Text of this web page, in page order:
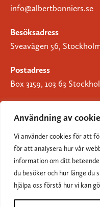
Användning av
Vi använder cookies för att
för att analysera hur vår
information om ditt
du besöker och hur länge
hjälpa oss förstå hur vi kan
info@albertbonniers.se
Besöksadress
Sveavägen 56,
Postadress
Box 3159, 103 63
Om